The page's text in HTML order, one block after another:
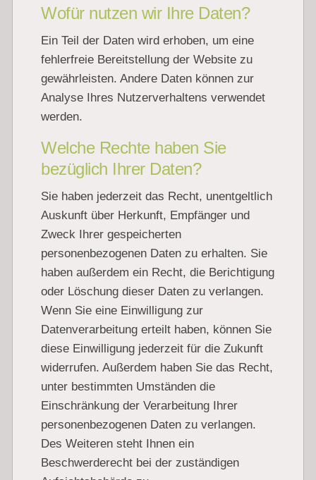
Wofür nutzen wir Ihre Daten?
Ein Teil der Daten wird erhoben, um eine
fehlerfreie Bereitstellung der Website zu
gewährleisten. Andere Daten können zur
Analyse Ihres Nutzerverhaltens verwendet
werden.
Welche Rechte haben Sie
bezüglich Ihrer Daten?
Sie haben jederzeit das Recht, unentgeltlich
Auskunft über Herkunft, Empfänger und
Zweck Ihrer gespeicherten
personenbezogenen Daten zu erhalten. Sie
haben außerdem ein Recht, die Berichtigung
oder Löschung dieser Daten zu verlangen.
Wenn Sie eine Einwilligung zur
Datenverarbeitung erteilt haben, können Sie
diese Einwilligung jederzeit für die Zukunft
widerrufen. Außerdem haben Sie das Recht,
unter bestimmten Umständen die
Einschränkung der Verarbeitung Ihrer
personenbezogenen Daten zu verlangen.
Des Weiteren steht Ihnen ein
Beschwerderecht bei der zuständigen